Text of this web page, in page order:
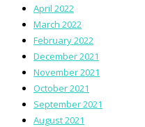
April 2022
March 2022
February 2022
December 2021
November 2021
October 2021
September 2021
August 2021